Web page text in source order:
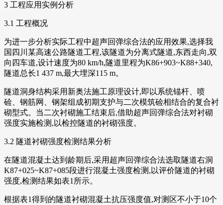
3 工程应用实例分析
3.1 工程概况
为进一步分析实际工程中超声回弹综合法的应用效果,选择我
国四川某高速公路隧道工程,该隧道为分离式隧道,东西走向,双
向四车道,设计速度为80 km/h,隧道里程为K86+903~K88+340,
隧道总长1 437 m,最大埋深115 m。
隧道洞身结构采用新奥法施工原理设计,即以系统锚杆、喷
硷、钢筋网、钢架组成初期支护与二次模筑硷相结合的复合衬
砌型式。当二次衬砌施工结束后,借助超声回弹综合法对衬砌
强度实施检测,以检控隧道的衬砌强度。
3.2 隧道衬砌强度检测结果分析
在隧道混凝土达到龄期后,采用超声回弹综合法选取隧道右洞
K87+025~K87+085段进行混凝土强度检测,以评价隧道的衬砌
强度,检测结果如表1所示。
根据表1得到的隧道衬砌混凝土抗压强度值,对测区不小于10个